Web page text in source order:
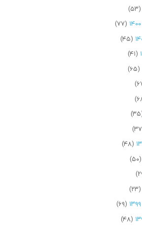
(۵۳)
(۷۷)
(۴۵)
(۴۱)
(۶۵)
(۴۸)
(۵۰)
(۲۳)
(۶۹)
(۴۸)